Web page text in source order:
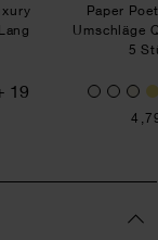
19
Paper
Umschläge
5